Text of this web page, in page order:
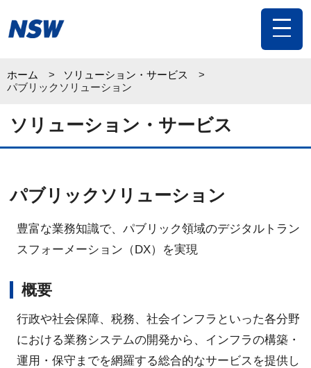
toggle
ホーム
ソリューション・サービス
パブリックソリューション
ソリューション・サービス
パブリックソリューション
豊富な業務知識で、パブリック領域のデジタルトラン
スフォーメーション（DX）を実現
概要
行政や社会保障、税務、社会インフラといった各分野
における業務システムの開発から、インフラの構築・
運用・保守までを網羅する総合的なサービスを提供し